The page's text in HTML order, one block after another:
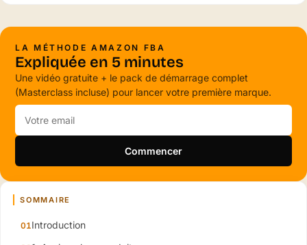
LA MÉTHODE AMAZON FBA
Expliquée en 5 minutes
Une vidéo gratuite + le pack de démarrage complet
(Masterclass incluse) pour lancer votre première marque.
Commencer
SOMMAIRE
Introduction